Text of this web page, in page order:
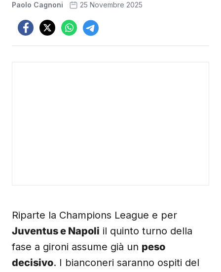
Paolo Cagnoni 25 Novembre 2025
Riparte la Champions League e per
Juventus e Napoli il quinto turno della
fase a gironi assume già un peso
decisivo. I bianconeri saranno ospiti del